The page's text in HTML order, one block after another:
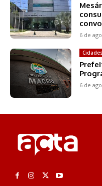
6 de
Cidades
6 de